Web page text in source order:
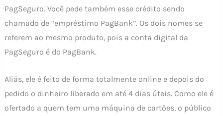
PagSeguro. Você pede também esse crédito sendo
chamado de “empréstimo PagBank”. Os dois nomes se
referem ao mesmo produto, pois a conta digital da
PagSeguro é do PagBank.
Aliás, ele é feito de forma totalmente online e depois do
pedido o dinheiro liberado em até 4 dias úteis. Como ele é
ofertado a quem tem uma máquina de cartões, o público